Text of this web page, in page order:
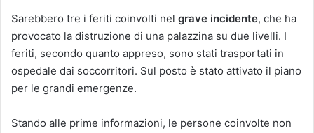
Sarebbero tre i feriti coinvolti nel grave incidente, che ha
provocato la distruzione di una palazzina su due livelli. I
feriti, secondo quanto appreso, sono stati trasportati in
ospedale dai soccorritori. Sul posto è stato attivato il piano
per le grandi emergenze.
Stando alle prime informazioni, le persone coinvolte non